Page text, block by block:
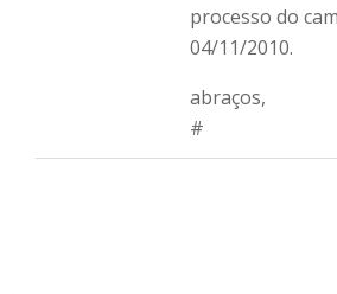
processo do
04/11/2010.
abraços,
#